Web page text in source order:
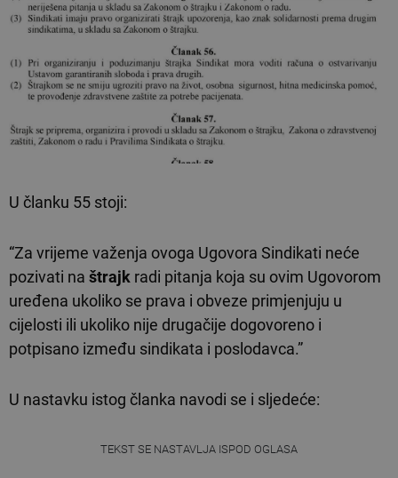
U članku 55 stoji:
“Za vrijeme važenja ovoga Ugovora Sindikati neće
pozivati na štrajk radi pitanja koja su ovim Ugovorom
uređena ukoliko se prava i obveze primjenjuju u
cijelosti ili ukoliko nije drugačije dogovoreno i
potpisano između sindikata i poslodavca.”
U nastavku istog članka navodi se i sljedeće:
TEKST SE NASTAVLJA ISPOD OGLASA